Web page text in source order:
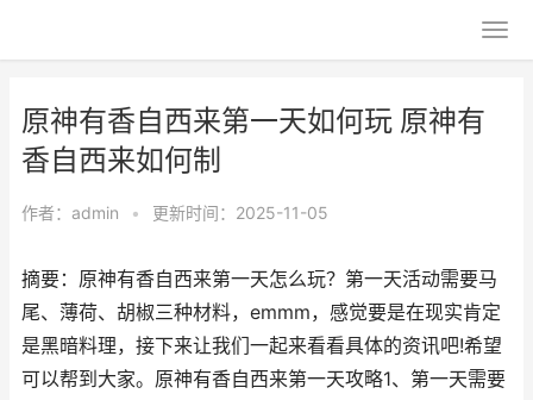
原神有香自西来第一天如何玩 原神有
香自西来如何制
作者： admin • 更新时间：2025-11-05
摘要：原神有香自西来第一天怎么玩？第一天活动需要马
尾、薄荷、胡椒三种材料，emmm，感觉要是在现实肯定
是黑暗料理，接下来让我们一起来看看具体的资讯吧!希望
可以帮到大家。原神有香自西来第一天攻略1、第一天需要